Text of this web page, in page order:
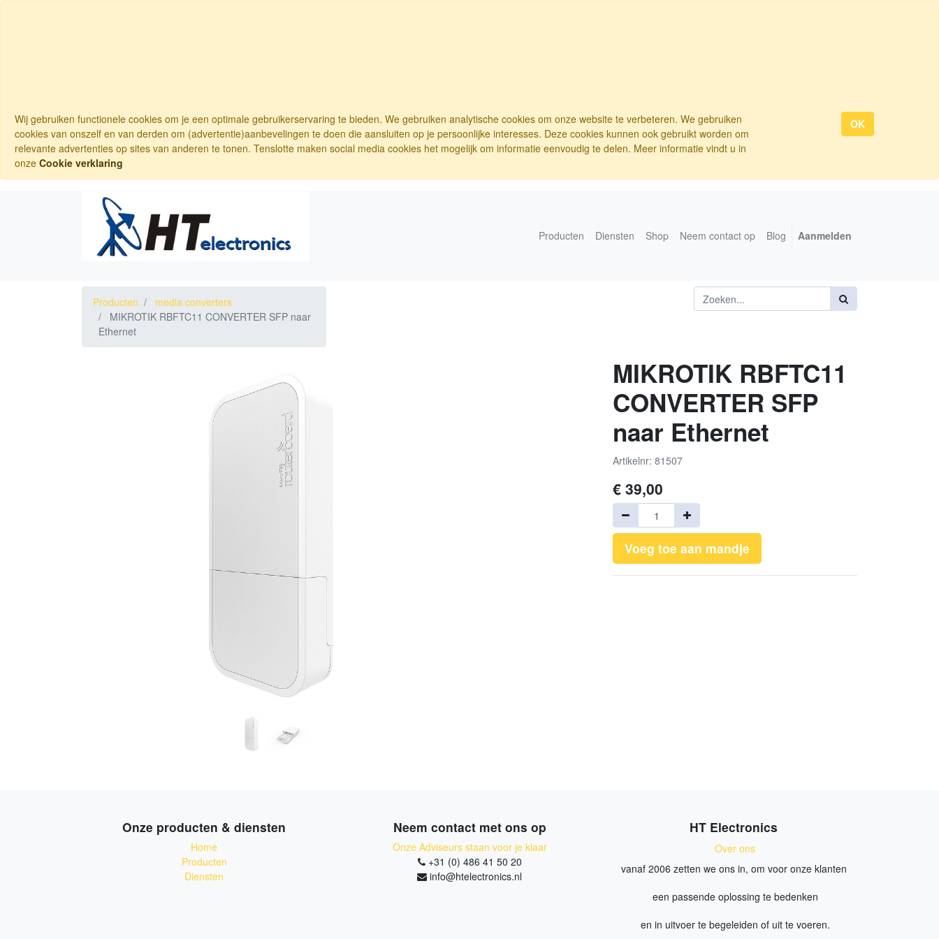
Wij gebruiken functionele cookies om je een optimale gebruikerservaring te bieden. We gebruiken analytische cookies om onze website te verbeteren. We gebruiken
cookies van onszelf en van derden om (advertentie)aanbevelingen te doen die aansluiten op je persoonlijke interesses. Deze cookies kunnen ook gebruikt worden om
relevante advertenties op sites van anderen te tonen. Tenslotte maken social media cookies het mogelijk om informatie eenvoudig te delen. Meer informatie vindt u in
onze Cookie verklaring
OK
Producten Diensten Shop Neem contact op Blog Aanmelden
Producten
media converters
MIKROTIK RBFTC11 CONVERTER SFP naar
Ethernet
MIKROTIK RBFTC11
CONVERTER SFP
naar Ethernet
Artikelnr: 81507
€ 39,00
Voeg toe aan mandje
Onze producten & diensten
Home
Producten
Diensten
Neem contact met ons op
Onze Adviseurs staan voor je klaar
+31 (0) 486 41 50 20
info@htelectronics.nl
HT Electronics
Over ons
vanaf 2006 zetten we ons in, om voor onze klanten
een passende oplossing te bedenken
en in uitvoer te begeleiden of uit te voeren.